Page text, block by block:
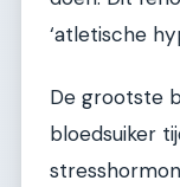
‘atletische
De grootste
bloedsuiker